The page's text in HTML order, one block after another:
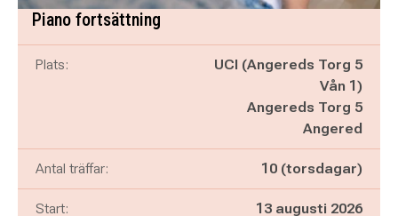
Piano fortsättning
Plats:
UCI (Angereds Torg 5
Vån 1)
Angereds Torg 5
Angered
Antal träffar: 10 (torsdagar)
Start: 13 augusti 2026